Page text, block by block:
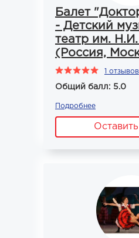
Балет
- Детский
театр им.
(Россия,
1 отзывов
Общий балл: 5.0
Подробнее